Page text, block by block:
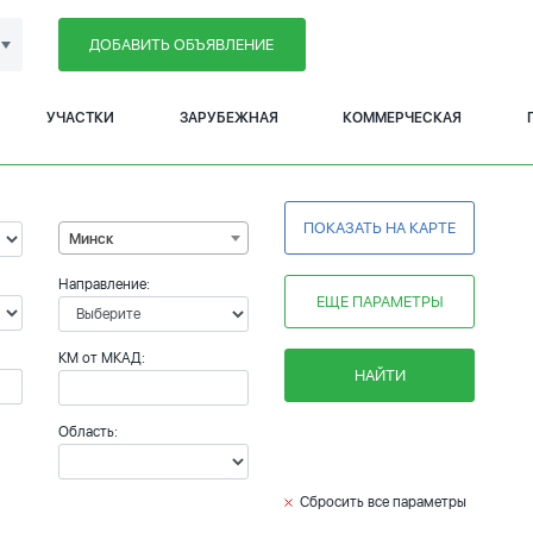
ДОБАВИТЬ ОБЪЯВЛЕНИЕ
УЧАСТКИ ЗАРУБЕЖНАЯ КОММЕРЧЕСКАЯ
Минск
Направление:
КМ от МКАД:
Область:
ПОКАЗАТЬ НА КАРТЕ
ЕЩЕ ПАРАМЕТРЫ
НАЙТИ
Сбросить все параметры